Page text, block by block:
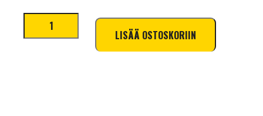
Kangasmerkki
LISÄÄ OSTOSKORIIN